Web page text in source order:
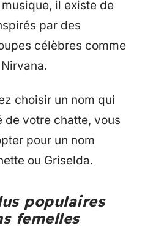
il existe de
par des
célèbres comme
choisir un nom qui
de votre chatte, vous
pour un nom
ou Griselda.
populaires
femelles